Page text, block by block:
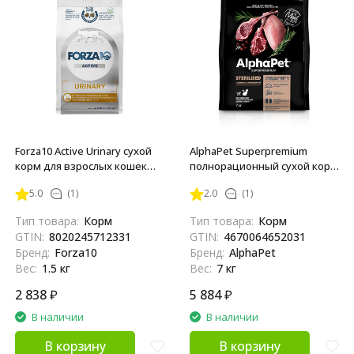
Forza10 Active Urinary сухой
корм для взрослых кошек
мочевыводящих путей с
5.0 (1)
Тип товара: Корм
GTIN: 8020245712331
Бренд: Forza10
Вес: 1.5 кг
2 838₽
В наличии
В корзину
AlphaPet Superpremium
полнорационный сухой корм
стерилизованных кошек с
2.0 (1)
Тип товара: Корм
GTIN: 4670064652031
Бренд: AlphaPet
Вес: 7 кг
5 884₽
В наличии
В корзину